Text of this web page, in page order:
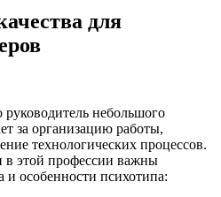
для
небольшого
за организацию работы,
технологических процессов.
в этой профессии важны
особенности психотипа: